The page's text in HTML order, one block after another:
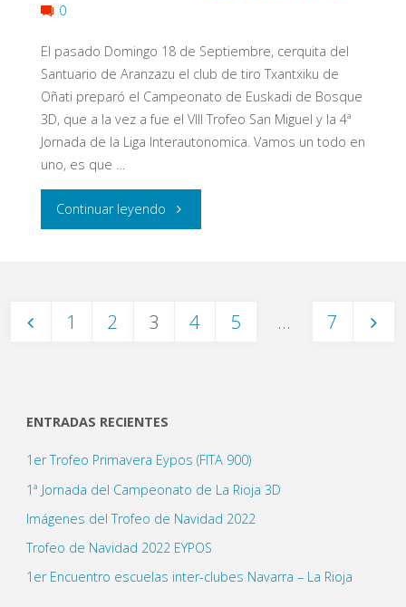
0
El pasado Domingo 18 de Septiembre, cerquita del
Santuario de Aranzazu el club de tiro Txantxiku de
Oñati preparó el Campeonato de Euskadi de Bosque
3D, que a la vez a fue el VIII Trofeo San Miguel y la 4ª
Jornada de la Liga Interautonomica. Vamos un todo en
uno, es que …
Continuar leyendo "IV
Interautonómica
de
entradas
1 2 3 4 5 … 7
ENTRADAS RECIENTES
1er Trofeo Primavera Eypos (FITA 900)
1ª Jornada del Campeonato de La Rioja 3D
Imágenes del Trofeo de Navidad 2022
Trofeo de Navidad 2022 EYPOS
1er Encuentro escuelas inter-clubes Navarra – La Rioja